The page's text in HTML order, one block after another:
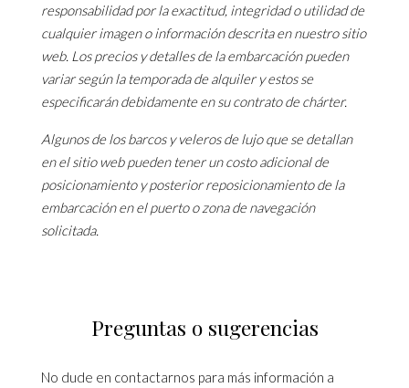
responsabilidad por la exactitud, integridad o utilidad de
cualquier imagen o información descrita en nuestro sitio
web. Los precios y detalles de la embarcación pueden
variar según la temporada de alquiler y estos se
especificarán debidamente en su contrato de chárter.
Algunos de los barcos y veleros de lujo que se detallan
en el sitio web pueden tener un costo adicional de
posicionamiento y posterior reposicionamiento de la
embarcación en el puerto o zona de navegación
solicitada.
Preguntas o sugerencias
No dude en contactarnos para más información a